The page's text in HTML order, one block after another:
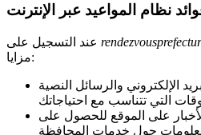
نظام المواعيد عبر الإنترنت
مزايا:
الإلكتروني والرسائل النصية
على الموقع للحصول على